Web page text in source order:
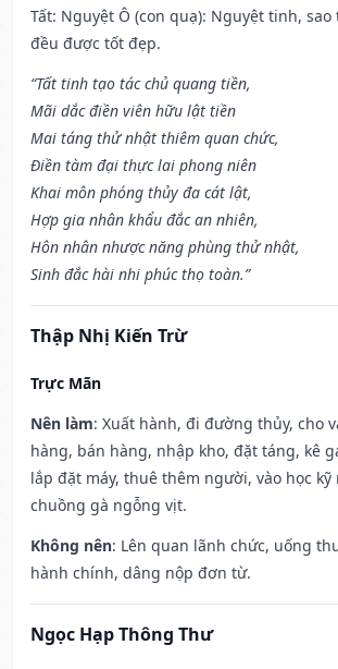
Tất: Nguyệt Ô (con quạ): Nguyệt tinh, sao
đều được tốt đẹp.
“Tất tinh tạo tác chủ quang tiền,
Mãi dắc điền viên hữu lật tiền
Mai táng thử nhật thiêm quan chức,
Điền tàm đại thực lai phong niên
Khai môn phóng thủy đa cát lật,
Hợp gia nhân khẩu đắc an nhiên,
Hôn nhân nhược năng phùng thử nhật,
Sinh đắc hài nhi phúc thọ toàn.”
Thập Nhị Kiến Trừ
Trực Mãn
Nên làm: Xuất hành, đi đường thủy, cho
hàng, bán hàng, nhập kho, đặt táng, kê
lắp đặt máy, thuê thêm người, vào học kỹ
chuồng gà ngỗng vịt.
Không nên: Lên quan lãnh chức, uống
hành chính, dâng nộp đơn từ.
Ngọc Hạp Thông Thư